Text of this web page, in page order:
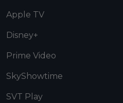
Apple TV
Disney+
Prime Video
SkyShowtime
SVT Play